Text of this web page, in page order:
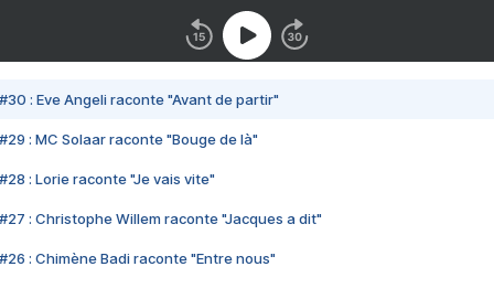
#30 : Eve Angeli raconte "Avant de partir"
#29 : MC Solaar raconte "Bouge de là"
#28 : Lorie raconte "Je vais vite"
#27 : Christophe Willem raconte "Jacques a dit"
#26 : Chimène Badi raconte "Entre nous"